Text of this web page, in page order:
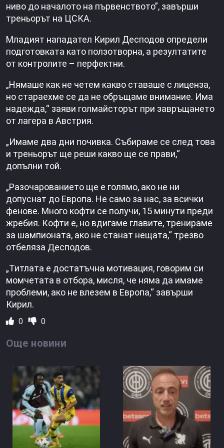
ниво до началото на първенството”, завърши
треньорът на ЦСКА.
Младият нападател Кирил Десподов определи
подготовката като ползотворна, а резултатите
от контролите – перфектни.
„Нямаше как не четем какво ставаше с лиценза,
но стараехме се да не обръщаме внимание. Има
надежда,“ заяви голмайсторът при завръщането
от лагера в Австрия.
„Имаме два дни почивка. Събираме се след това
и треньорът ще реши какво ще се прави,“
допълни той.
„Разочарованието ще е голямо, ако не ни
допуснат до Европа. Не само за нас, за всички
фенове. Много кофти се получи, 15 минути преди
жребия. Кофти е, но вдигаме главите, тренираме
за шампионата, ако не станат нещата,“ трезво
отбеляза Десподов.
„Титлата е достатъчна мотивация, говорим си
момчетата в отбора, мисля, че няма да имаме
проблеми, ако не влезем в Европа,“ завърши
Кирил.
0 0
Още новини